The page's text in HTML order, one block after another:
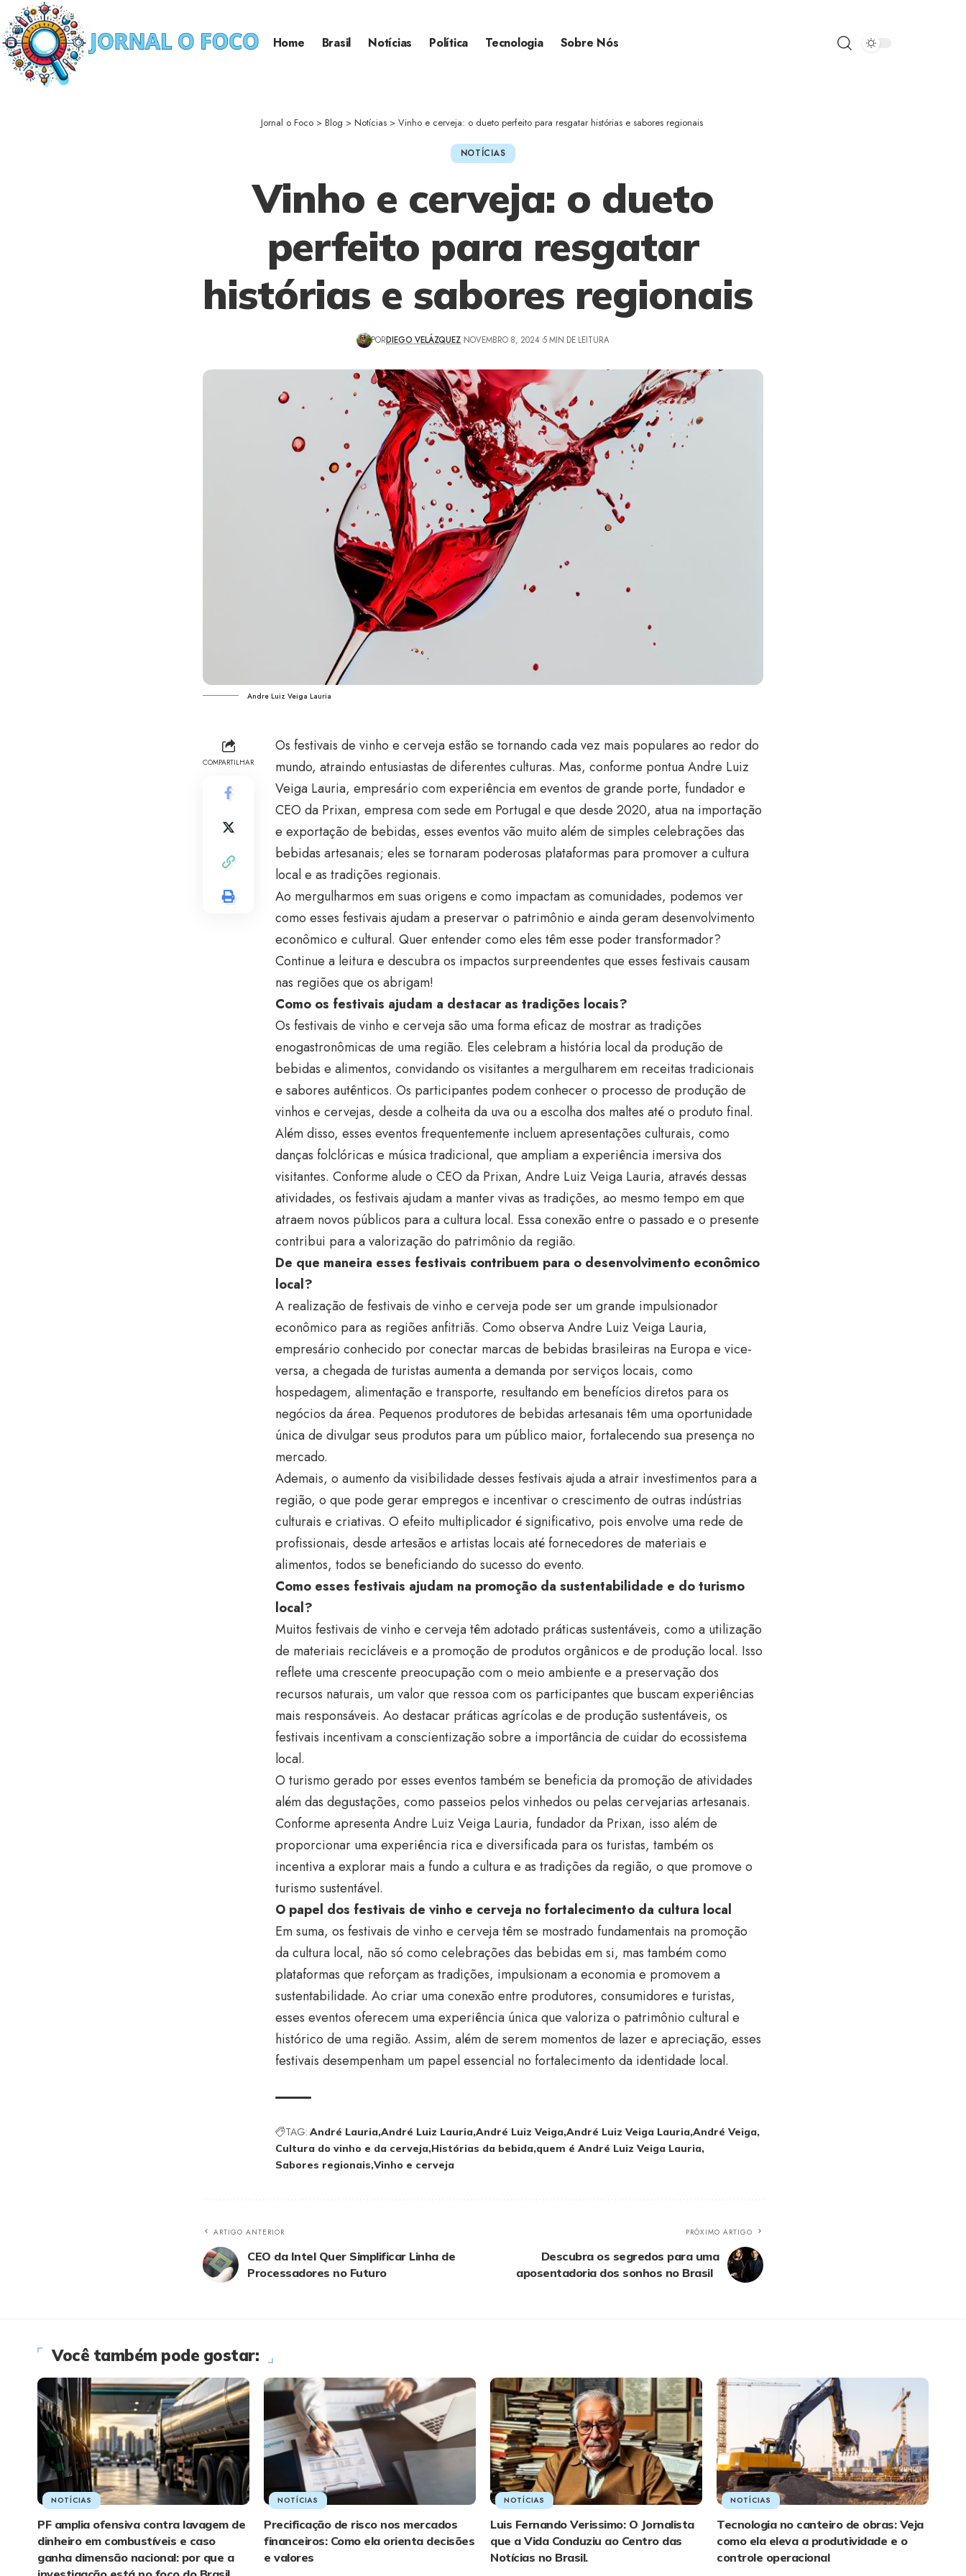
Home Brasil Notícias Política Tecnologia Sobre Nós
Jornal o Foco> Blog > Notícias> Vinho e cerveja: o dueto perfeito para resgatar histórias e sabores regionais
NOTÍCIAS
Vinho e cerveja: o dueto
perfeito para resgatar
histórias e sabores regionais
PORDIEGO VELÁZQUEZ NOVEMBRO 8, 2024 5 MIN DE LEITURA
Andre Luiz Veiga Lauria
COMPARTILHAR
Os festivais de vinho e cerveja estão se tornando cada vez mais populares ao redor do
mundo, atraindo entusiastas de diferentes culturas. Mas, conforme pontua Andre Luiz
Veiga Lauria, empresário com experiência em eventos de grande porte, fundador e
CEO da Prixan, empresa com sede em Portugal e que desde 2020, atua na importação
e exportação de bebidas, esses eventos vão muito além de simples celebrações das
bebidas artesanais; eles se tornaram poderosas plataformas para promover a cultura
local e as tradições regionais.
Ao mergulharmos em suas origens e como impactam as comunidades, podemos ver
como esses festivais ajudam a preservar o patrimônio e ainda geram desenvolvimento
econômico e cultural. Quer entender como eles têm esse poder transformador?
Continue a leitura e descubra os impactos surpreendentes que esses festivais causam
nas regiões que os abrigam!
Como os festivais ajudam a destacar as tradições locais?
Os festivais de vinho e cerveja são uma forma eficaz de mostrar as tradições
enogastronômicas de uma região. Eles celebram a história local da produção de
bebidas e alimentos, convidando os visitantes a mergulharem em receitas tradicionais
e sabores autênticos. Os participantes podem conhecer o processo de produção de
vinhos e cervejas, desde a colheita da uva ou a escolha dos maltes até o produto final.
Além disso, esses eventos frequentemente incluem apresentações culturais, como
danças folclóricas e música tradicional, que ampliam a experiência imersiva dos
visitantes. Conforme alude o CEO da Prixan, Andre Luiz Veiga Lauria, através dessas
atividades, os festivais ajudam a manter vivas as tradições, ao mesmo tempo em que
atraem novos públicos para a cultura local. Essa conexão entre o passado e o presente
contribui para a valorização do patrimônio da região.
De que maneira esses festivais contribuem para o desenvolvimento econômico
local?
A realização de festivais de vinho e cerveja pode ser um grande impulsionador
econômico para as regiões anfitriãs. Como observa Andre Luiz Veiga Lauria,
empresário conhecido por conectar marcas de bebidas brasileiras na Europa e vice-
versa, a chegada de turistas aumenta a demanda por serviços locais, como
hospedagem, alimentação e transporte, resultando em benefícios diretos para os
negócios da área. Pequenos produtores de bebidas artesanais têm uma oportunidade
única de divulgar seus produtos para um público maior, fortalecendo sua presença no
mercado.
Ademais, o aumento da visibilidade desses festivais ajuda a atrair investimentos para a
região, o que pode gerar empregos e incentivar o crescimento de outras indústrias
culturais e criativas. O efeito multiplicador é significativo, pois envolve uma rede de
profissionais, desde artesãos e artistas locais até fornecedores de materiais e
alimentos, todos se beneficiando do sucesso do evento.
Como esses festivais ajudam na promoção da sustentabilidade e do turismo
local?
Muitos festivais de vinho e cerveja têm adotado práticas sustentáveis, como a utilização
de materiais recicláveis e a promoção de produtos orgânicos e de produção local. Isso
reflete uma crescente preocupação com o meio ambiente e a preservação dos
recursos naturais, um valor que ressoa com os participantes que buscam experiências
mais responsáveis. Ao destacar práticas agrícolas e de produção sustentáveis, os
festivais incentivam a conscientização sobre a importância de cuidar do ecossistema
local.
O turismo gerado por esses eventos também se beneficia da promoção de atividades
além das degustações, como passeios pelos vinhedos ou pelas cervejarias artesanais.
Conforme apresenta Andre Luiz Veiga Lauria, fundador da Prixan, isso além de
proporcionar uma experiência rica e diversificada para os turistas, também os
incentiva a explorar mais a fundo a cultura e as tradições da região, o que promove o
turismo sustentável.
O papel dos festivais de vinho e cerveja no fortalecimento da cultura local
Em suma, os festivais de vinho e cerveja têm se mostrado fundamentais na promoção
da cultura local, não só como celebrações das bebidas em si, mas também como
plataformas que reforçam as tradições, impulsionam a economia e promovem a
sustentabilidade. Ao criar uma conexão entre produtores, consumidores e turistas,
esses eventos oferecem uma experiência única que valoriza o patrimônio cultural e
histórico de uma região. Assim, além de serem momentos de lazer e apreciação, esses
festivais desempenham um papel essencial no fortalecimento da identidade local.
TAG: André Lauria André Luiz Lauria André Luiz Veiga André Luiz Veiga Lauria André Veiga
Cultura do vinho e da cerveja Histórias da bebida quem é André Luiz Veiga Lauria
Sabores regionais Vinho e cerveja
ARTIGO ANTERIOR
CEO da Intel Quer Simplificar Linha de
Processadores no Futuro
PRÓXIMO ARTIGO
Descubra os segredos para uma
aposentadoria dos sonhos no Brasil
Você também pode gostar:
NOTÍCIAS
PF amplia ofensiva contra lavagem de
dinheiro em combustíveis e caso
ganha dimensão nacional: por que a
NOTÍCIAS
Precificação de risco nos mercados
financeiros: Como ela orienta decisões
e valores
NOTÍCIAS
Luis Fernando Verissimo: O Jornalista
que a Vida Conduziu ao Centro das
Notícias no Brasil.
NOTÍCIAS
Tecnologia no canteiro de obras: Veja
como ela eleva a produtividade e o
controle operacional